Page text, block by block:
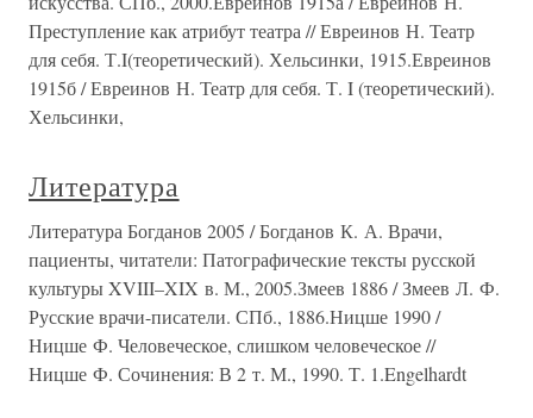
Преступление как атрибут театра // Евреинов Н. Театр
для себя. Т.I(теоретический). Хельсинки, 1915.Евреинов
1915б / Евреинов Н. Театр для себя. Т. I (теоретический).
Хельсинки,
Литература
Литература Богданов 2005 / Богданов К. А. Врачи,
пациенты, читатели: Патографические тексты русской
культуры XVIII–XIX в. М., 2005.Змеев 1886 / Змеев Л. Ф.
Русские врачи-писатели. СПб., 1886.Ницше 1990 /
Ницше Ф. Человеческое, слишком человеческое //
Ницше Ф. Сочинения: В 2 т. М., 1990. Т. 1.Engelhardt